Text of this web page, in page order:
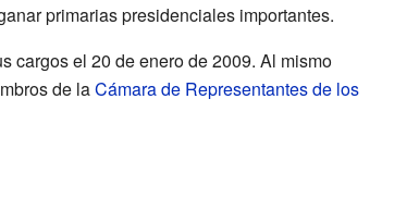
primarias presidenciales importantes.
cargos el 20 de enero de 2009. Al mismo
de laCámara de Representantes de los